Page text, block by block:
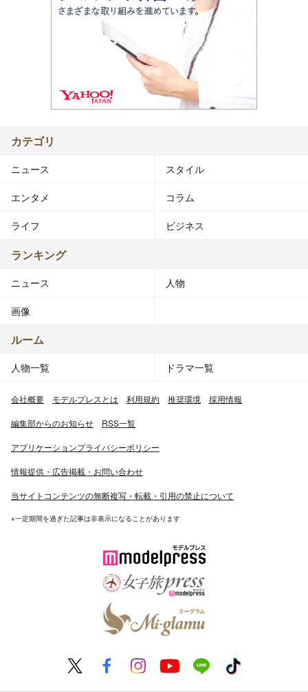
カテゴリ
ニュース スタイル
エンタメ コラム
ライフ ビジネス
ランキング
ニュース 人物
画像
ルーム
人物一覧 ドラマ一覧
会社概要 モデルプレスとは 利用規約 推奨環境 採用情報
編集部からのお知らせ RSS一覧
アプリケーションプライバシーポリシー
情報提供・広告掲載・お問い合わせ
当サイトコンテンツの無断複写・転載・引用の禁止について
※一定期間を過ぎた記事は非表示になることがあります